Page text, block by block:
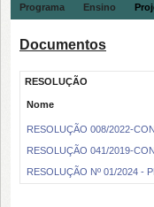
Programa
Ensino
Documentos
RESOLUÇÃO
Nome
RESOLUÇÃO 008/2022-
RESOLUÇÃO 041/2019-
RESOLUÇÃO Nº 01/2024 -